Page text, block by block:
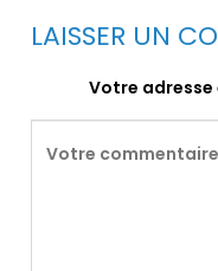
LAISSER UN
Votre adresse